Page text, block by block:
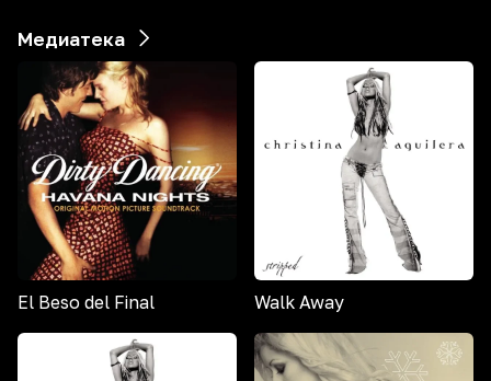
Медиатека
El Beso del Final Walk Away